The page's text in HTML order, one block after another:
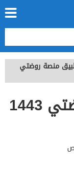
منصة روضتي